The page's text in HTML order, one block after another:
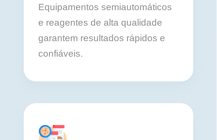
Equipamentos semiautomáticos
e reagentes de alta qualidade
garantem resultados rápidos e
confiáveis.